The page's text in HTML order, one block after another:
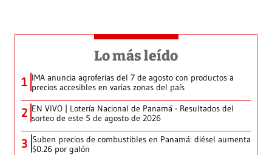
Lo más leído
1 IMA anuncia agroferias del 7 de agosto con productos a
precios accesibles en varias zonas del país
2 EN VIVO | Lotería Nacional de Panamá - Resultados del
sorteo de este 5 de agosto de 2026
3 Suben precios de combustibles en Panamá: diésel aumenta
$0.26 por galón